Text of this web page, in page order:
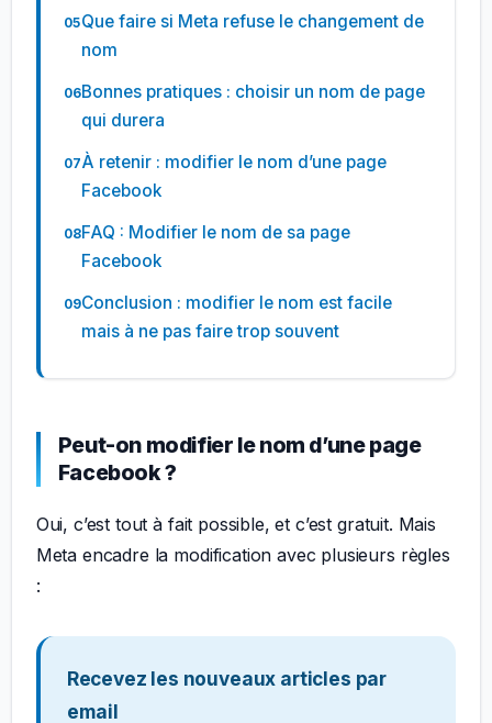
Que faire si Meta refuse le changement de
nom
Bonnes pratiques : choisir un nom de page
qui durera
À retenir : modifier le nom d’une page
Facebook
FAQ : Modifier le nom de sa page
Facebook
Conclusion : modifier le nom est facile
mais à ne pas faire trop souvent
Peut-on modifier le nom d’une page
Facebook ?
Oui, c’est tout à fait possible, et c’est gratuit. Mais
Meta encadre la modification avec plusieurs règles
:
Recevez les nouveaux articles par
email